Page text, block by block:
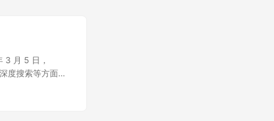
3 月 5 日，
度搜索等方面都